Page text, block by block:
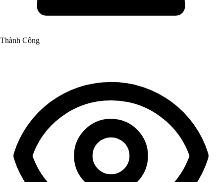
Thành Công